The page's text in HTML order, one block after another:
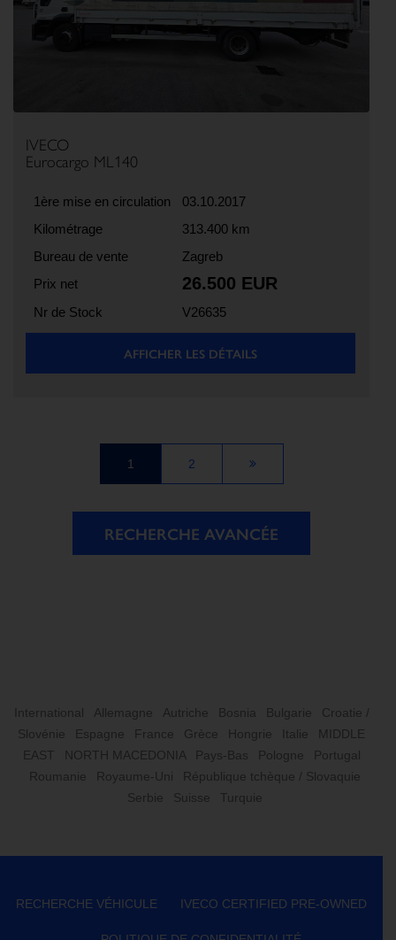
Previous
IVECO
Eurocargo ML140
1ère mise en circulation
03.10.2017
Kilométrage
313.400 km
Bureau de vente
Zagreb
Prix net
26.500 EUR
Nr de Stock V26635
AFFICHER LES DÉTAILS
1 2
RECHERCHE AVANCÉE
International Allemagne Autriche Bosnia Bulgarie
Croatie /
Slovénie
Espagne France Grèce Hongrie Italie
MIDDLE
EAST
NORTH MACEDONIA Pays-Bas Pologne
Portugal
Roumanie
Royaume-Uni
République tchèque / Slovaquie
Serbie
Suisse Turquie
RECHERCHE VÉHICULE IVECO CERTIFIED PRE-OWNED